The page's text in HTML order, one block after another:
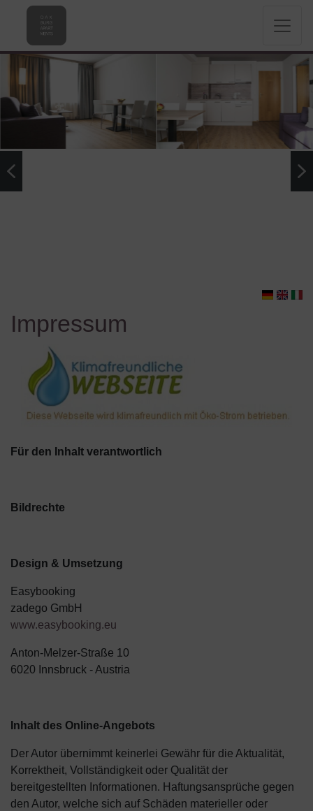
Impressum
Für den Inhalt verantwortlich
Bildrechte
Design & Umsetzung
Easybooking
zadego GmbH
www.easybooking.eu
Anton-Melzer-Straße 10
6020 Innsbruck - Austria
Inhalt des Online-Angebots
Der Autor übernimmt keinerlei Gewähr für die Aktualität,
Korrektheit, Vollständigkeit oder Qualität der
bereitgestellten Informationen. Haftungsansprüche gegen
den Autor, welche sich auf Schäden materieller oder